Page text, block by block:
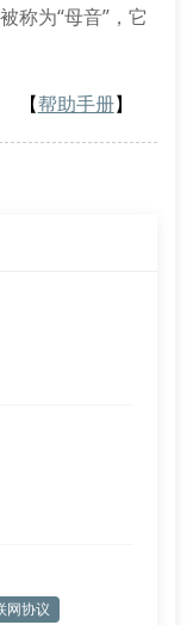
称为“母音”，它
【帮助手册】
网协议